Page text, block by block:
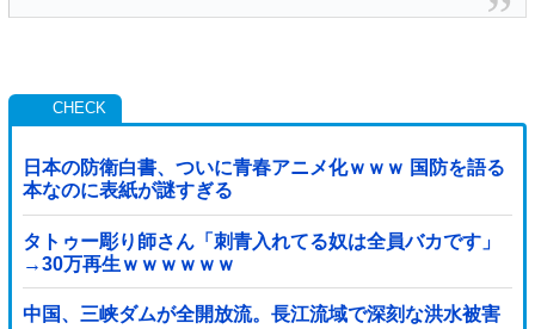
日本の防衛白書、ついに青春アニメ化ｗｗｗ 国防を語る
本なのに表紙が謎すぎる
タトゥー彫り師さん「刺青入れてる奴は全員バカです」
→30万再生ｗｗｗｗｗｗ
中国、三峡ダムが全開放流。長江流域で深刻な洪水被害